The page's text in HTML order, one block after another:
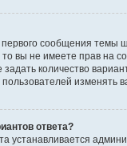
сообщения темы
вы не имеете прав на
задать количество
изменять
ответа?
устанавливается